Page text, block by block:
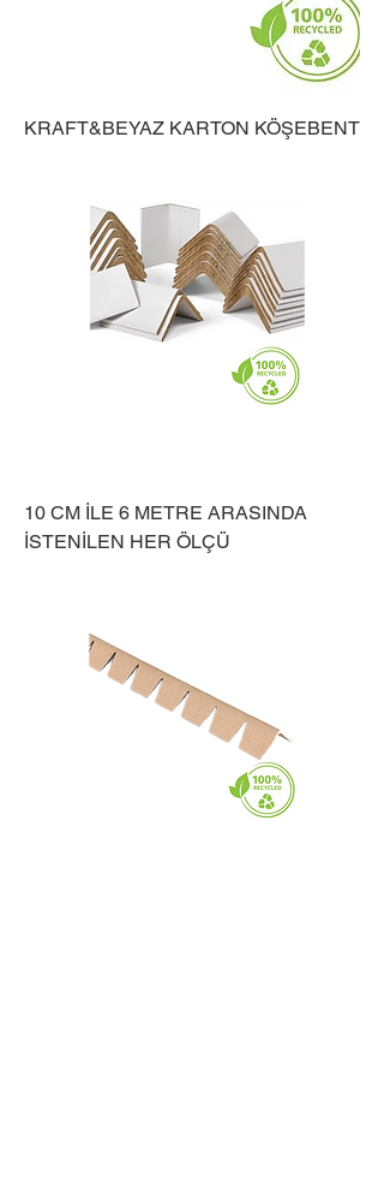
KRAFT&BEYAZ KARTON KÖŞEBENT
10 CM İLE 6 METRE ARASINDA
İSTENİLEN HER ÖLÇÜ